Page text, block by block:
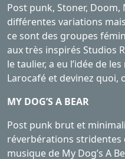
Post punk, Stoner,
différentes variations
ce sont des groupes
aux très inspirés Studios
le taulier, a eu l’idée de
Larocafé et devinez quoi,
MY DOG’S A BEAR
Post punk brut et
réverbérations stridentes
musique de My Dog’s A